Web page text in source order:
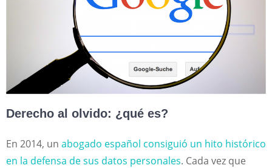
Derecho al olvido: ¿qué es?
En 2014, un abogado español consiguió un hito histórico
en la defensa de sus datos personales. Cada vez que